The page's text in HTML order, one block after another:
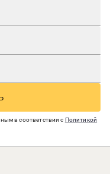
в соответствии с Политикой